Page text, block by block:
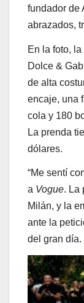
fundador de
abrazados,
En la foto,
Dolce &
de alta
encaje, una
cola y 180
La prenda
dólares.
“Me sentí
a Vogue. La
Milán, y la
ante la
del gran día.